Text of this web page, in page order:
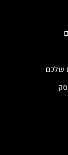
שלכם